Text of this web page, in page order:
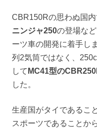
CBR150Rの思わぬ国
ニンジャ250の登場な
ーツ車の開発に着手し
列2気筒ではなく、
して MC41型の
した。
生産国がタイであるこ
スポーツであることか